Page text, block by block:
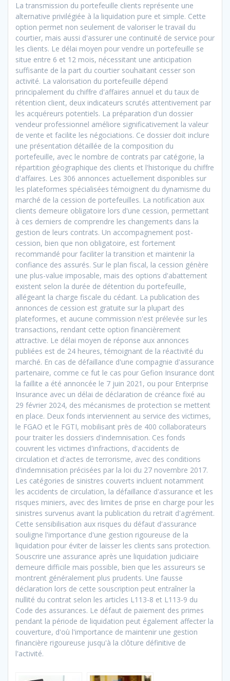
La transmission du portefeuille clients représente une
alternative privilégiée à la liquidation pure et simple. Cette
option permet non seulement de valoriser le travail du
courtier, mais aussi d'assurer une continuité de service pour
les clients. Le délai moyen pour vendre un portefeuille se
situe entre 6 et 12 mois, nécessitant une anticipation
suffisante de la part du courtier souhaitant cesser son
activité. La valorisation du portefeuille dépend
principalement du chiffre d'affaires annuel et du taux de
rétention client, deux indicateurs scrutés attentivement par
les acquéreurs potentiels. La préparation d'un dossier
vendeur professionnel améliore significativement la valeur
de vente et facilite les négociations. Ce dossier doit inclure
une présentation détaillée de la composition du
portefeuille, avec le nombre de contrats par catégorie, la
répartition géographique des clients et l'historique du chiffre
d'affaires. Les 306 annonces actuellement disponibles sur
les plateformes spécialisées témoignent du dynamisme du
marché de la cession de portefeuilles. La notification aux
clients demeure obligatoire lors d'une cession, permettant
à ces derniers de comprendre les changements dans la
gestion de leurs contrats. Un accompagnement post-
cession, bien que non obligatoire, est fortement
recommandé pour faciliter la transition et maintenir la
confiance des assurés. Sur le plan fiscal, la cession génère
une plus-value imposable, mais des options d'abattement
existent selon la durée de détention du portefeuille,
allégeant la charge fiscale du cédant. La publication des
annonces de cession est gratuite sur la plupart des
plateformes, et aucune commission n'est prélevée sur les
transactions, rendant cette option financièrement
attractive. Le délai moyen de réponse aux annonces
publiées est de 24 heures, témoignant de la réactivité du
marché. En cas de défaillance d'une compagnie d'assurance
partenaire, comme ce fut le cas pour Gefion Insurance dont
la faillite a été annoncée le 7 juin 2021, ou pour Enterprise
Insurance avec un délai de déclaration de créance fixé au
29 février 2024, des mécanismes de protection se mettent
en place. Deux fonds interviennent au service des victimes,
le FGAO et le FGTI, mobilisant près de 400 collaborateurs
pour traiter les dossiers d'indemnisation. Ces fonds
couvrent les victimes d'infractions, d'accidents de
circulation et d'actes de terrorisme, avec des conditions
d'indemnisation précisées par la loi du 27 novembre 2017.
Les catégories de sinistres couverts incluent notamment
les accidents de circulation, la défaillance d'assurance et les
risques miniers, avec des limites de prise en charge pour les
sinistres survenus avant la publication du retrait d'agrément.
Cette sensibilisation aux risques du défaut d'assurance
souligne l'importance d'une gestion rigoureuse de la
liquidation pour éviter de laisser les clients sans protection.
Souscrire une assurance après une liquidation judiciaire
demeure difficile mais possible, bien que les assureurs se
montrent généralement plus prudents. Une fausse
déclaration lors de cette souscription peut entraîner la
nullité du contrat selon les articles L113-8 et L113-9 du
Code des assurances. Le défaut de paiement des primes
pendant la période de liquidation peut également affecter la
couverture, d'où l'importance de maintenir une gestion
financière rigoureuse jusqu'à la clôture définitive de
l'activité.